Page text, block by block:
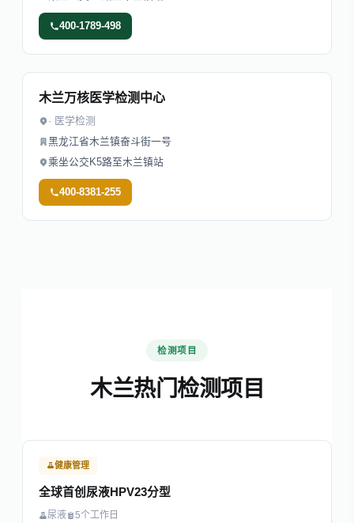
400-1789-498
木兰万核医学检测中心
· 医学检测
黑龙江省木兰镇奋斗街一号
乘坐公交K5路至木兰镇站
400-8381-255
检测项目
木兰热门检测项目
健康管理
全球首创尿液HPV23分型
尿液 5个工作日